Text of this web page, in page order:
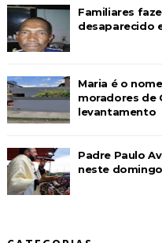
Familiares
desaparecido
Maria é o
moradores de
levantamento
Padre Paulo
neste